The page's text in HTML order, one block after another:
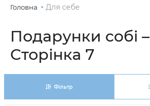
Головна Для себе
Подарунки собі –
Сторінка 7
Фільтр